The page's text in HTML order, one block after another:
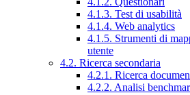
4.1.3. Test di usabilità
4.1.4. Web analytics
4.1.5. Strumenti di
utente
4.2. Ricerca secondaria
4.2.1. Ricerca
4.2.2. Analisi